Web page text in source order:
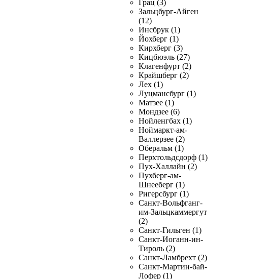
Грац (3)
Зальцбург-Айген
(12)
Инсбрук (1)
Йохберг (1)
Кирхберг (3)
Кицбюэль (27)
Клагенфурт (2)
Крайшберг (2)
Лех (1)
Луцмансбург (1)
Матзее (1)
Мондзее (6)
Нойленгбах (1)
Ноймаркт-ам-
Валлерзее (2)
Оберальм (1)
Перхтольдсдорф (1)
Пух-Халлайн (2)
Пухберг-ам-
Шнееберг (1)
Ригерсбург (1)
Санкт-Вольфганг-
им-Зальцкаммергут
(2)
Санкт-Гильген (1)
Санкт-Иоганн-ин-
Тироль (2)
Санкт-Ламбрехт (2)
Санкт-Мартин-бай-
Лофер (1)